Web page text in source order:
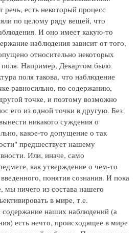
есть некоторый процесс
по целому ряду вещей, что
И оно имеет какую-то
наблюдения зависит от того,
относительно некоторых
поля. Например, Декартом было
поля такова, что наблюдение
равносильно, по содержанию,
точке, и поэтому возможно
его из одной точки в другую. Без
никакого суждения о
какое-то допущение о так
предшествует нашему
Или, иначе, само
как утверждение о чем-то
понятия сознания. И пока
мы ничего из состава нашего
в мире, т.е.
содержание наших наблюдений (а
есть нечто, происходящее в мире